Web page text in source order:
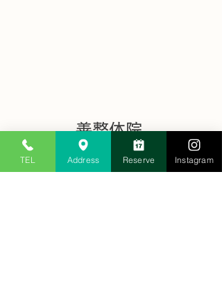
善整体院
CHIROPRACTIC AND
BODYCARE
TEL Address Reserve Instagram